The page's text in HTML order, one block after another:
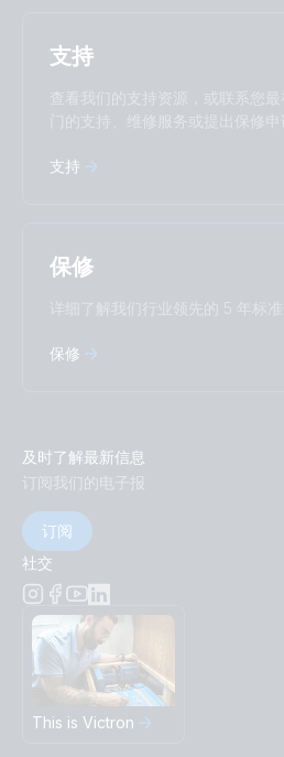
Türkçe
Русский
支持
查看我们的支持资源，或联系您
门的支持、维修服务或提出保修申
支持
保修
详细了解我们行业领先的 5 年标
保修
及时了解最新信息
订阅我们的电子报
订阅
社交
This is Victron